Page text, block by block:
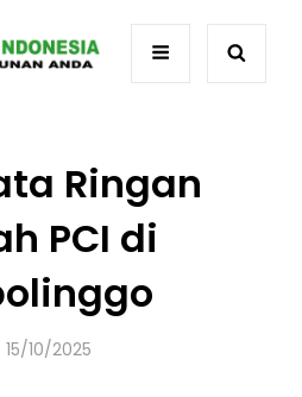
Ringan
PCI di
Posted
15/10/2025